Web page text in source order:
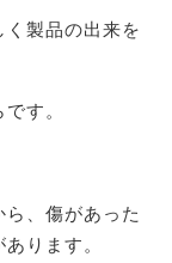
製品の出来を
す。
、傷があった
ります。